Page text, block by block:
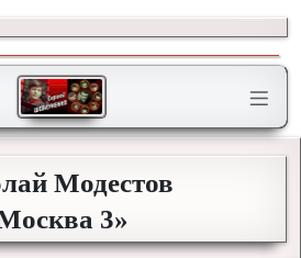
Модестов
3»